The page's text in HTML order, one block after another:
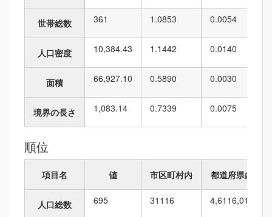
世帯総数 361 1.0853 0.0054
人口密度 10,384.43 1.1442 0.0140
面積 66,927.10 0.5890 0.0030
境界の長さ 1,083.14 0.7339 0.0075
順位
項目名 値 市区町村内 都道府県内
人口総数 695 31 116 4,6116,010